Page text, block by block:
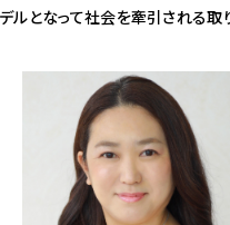
ルとなって社会を牽引される